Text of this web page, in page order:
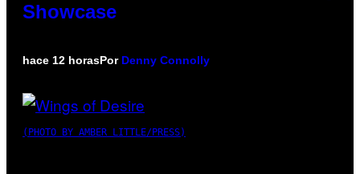
Showcase
hace 12 horasPor Denny Connolly
(PHOTO BY AMBER LITTLE/PRESS)